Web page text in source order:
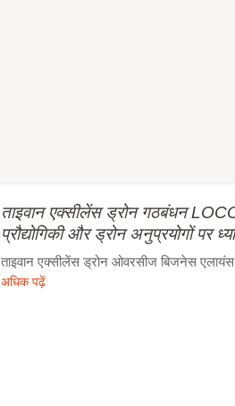
ताइवान एक्सीलेंस ड्रोन गठबंधन
प्रौद्योगिकी और ड्रोन अनुप्रयोगों पर
ताइवान एक्सीलेंस ड्रोन ओवरसीज बिजनेस
अधिक पढ़ें